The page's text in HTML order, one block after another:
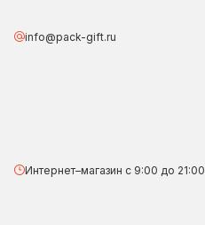
info@pack-gift.ru
Интернет–магазин с 9:00 до 21:00